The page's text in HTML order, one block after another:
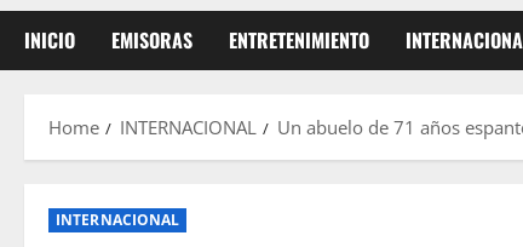
INICIO EMISORAS ENTRETENIMIENTO
Home INTERNACIONAL Un abuelo de 71 años
INTERNACIONAL